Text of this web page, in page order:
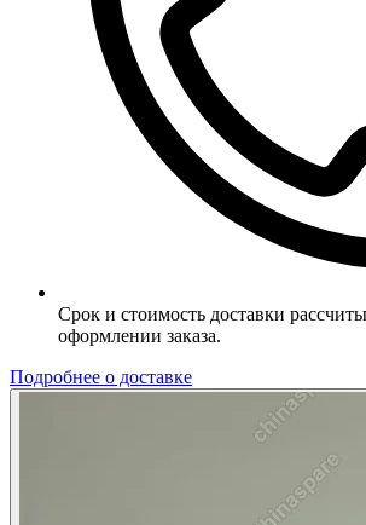
Срок и стоимость доставки
оформлении заказа.
Подробнее о доставке